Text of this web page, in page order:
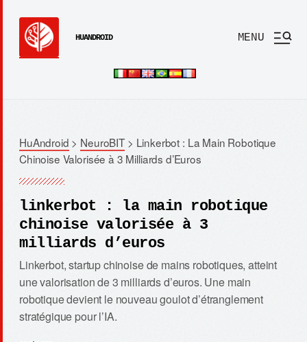
HUANDROID MENU
HuAndroid > NeuroBIT> Linkerbot : La Main Robotique
Chinoise Valorisée à 3 Milliards d’Euros
linkerbot : la main robotique
chinoise valorisée à 3
milliards d’euros
Linkerbot, startup chinoise de mains robotiques, atteint
une valorisation de 3 milliards d’euros. Une main
robotique devient le nouveau goulot d’étranglement
stratégique pour l’IA.